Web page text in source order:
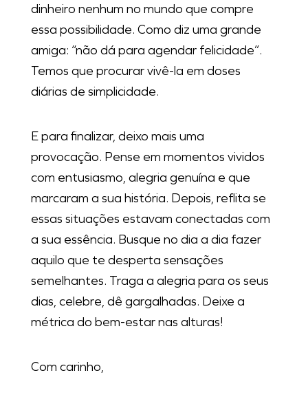
dinheiro nenhum no mundo que compre
essa possibilidade. Como diz uma grande
amiga: “não dá para agendar felicidade”.
Temos que procurar vivê-la em doses
diárias de simplicidade.
E para finalizar, deixo mais uma
provocação. Pense em momentos vividos
com entusiasmo, alegria genuína e que
marcaram a sua história. Depois, reflita se
essas situações estavam conectadas com
a sua essência. Busque no dia a dia fazer
aquilo que te desperta sensações
semelhantes. Traga a alegria para os seus
dias, celebre, dê gargalhadas. Deixe a
métrica do bem-estar nas alturas!
Com carinho,